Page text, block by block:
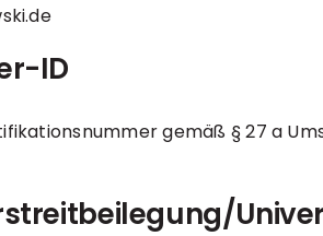
ID
gemäß § 27 a